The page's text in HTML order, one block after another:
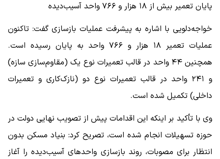
پایان تعمیر بیش از ۱۸ هزار و ۷۶۶ واحد آسیب‌دیده
خواجه‌دلویی با اشاره به پیشرفت عملیات بازسازی گفت: تاکنون
عملیات تعمیر ۱۸ هزار و ۷۶۶ واحد به پایان رسیده است.
همچنین ۴۴ واحد در قالب تعمیرات نوع یک (مقاوم‌سازی سازه)
و ۲۴۱ واحد در قالب تعمیرات نوع دو (نازک‌کاری و تعمیرات
داخلی) تکمیل شده است.
وی با تأکید بر اینکه این اقدامات پیش از تصویب نهایی دولت در
حوزه تسهیلات انجام شده است، تصریح کرد: بنیاد مسکن بدون
انتظار برای مصوبات، روند بازسازی واحدهای آسیب‌دیده را آغاز